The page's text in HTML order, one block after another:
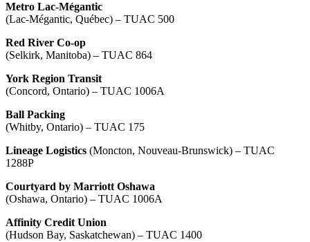
Metro Lac-Mégantic
(Lac-Mégantic, Québec) – TUAC 500
Red River Co-op
(Selkirk, Manitoba) – TUAC 864
York Region Transit
(Concord, Ontario) – TUAC 1006A
Ball Packing
(Whitby, Ontario) – TUAC 175
Lineage Logistics (Moncton, Nouveau-Brunswick) – TUAC
1288P
Courtyard by Marriott Oshawa
(Oshawa, Ontario) – TUAC 1006A
Affinity Credit Union
(Hudson Bay, Saskatchewan) – TUAC 1400